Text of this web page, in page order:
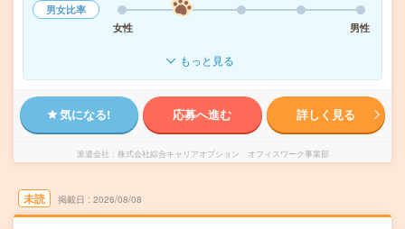
男女比率
女性
男性
もっと見る
気になる! 応募へ進む 詳しく見る
派遣会社 株式会社綜合キャリアオプション オフィスワーク事業部
未読 掲載日 2026/08/08